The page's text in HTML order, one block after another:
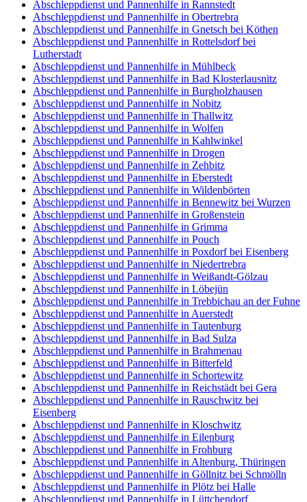
Abschleppdienst und Pannenhilfe in Rannstedt
Abschleppdienst und Pannenhilfe in Obertrebra
Abschleppdienst und Pannenhilfe in Gnetsch bei Köthen
Abschleppdienst und Pannenhilfe in Rottelsdorf bei
Lutherstadt
Abschleppdienst und Pannenhilfe in Mühlbeck
Abschleppdienst und Pannenhilfe in Bad Klosterlausnitz
Abschleppdienst und Pannenhilfe in Burgholzhausen
Abschleppdienst und Pannenhilfe in Nobitz
Abschleppdienst und Pannenhilfe in Thallwitz
Abschleppdienst und Pannenhilfe in Wolfen
Abschleppdienst und Pannenhilfe in Kahlwinkel
Abschleppdienst und Pannenhilfe in Drogen
Abschleppdienst und Pannenhilfe in Zehbitz
Abschleppdienst und Pannenhilfe in Eberstedt
Abschleppdienst und Pannenhilfe in Wildenbörten
Abschleppdienst und Pannenhilfe in Bennewitz bei Wurzen
Abschleppdienst und Pannenhilfe in Großenstein
Abschleppdienst und Pannenhilfe in Grimma
Abschleppdienst und Pannenhilfe in Pouch
Abschleppdienst und Pannenhilfe in Poxdorf bei Eisenberg
Abschleppdienst und Pannenhilfe in Niedertrebra
Abschleppdienst und Pannenhilfe in Weißandt-Gölzau
Abschleppdienst und Pannenhilfe in Löbejün
Abschleppdienst und Pannenhilfe in Trebbichau an der Fuhne
Abschleppdienst und Pannenhilfe in Auerstedt
Abschleppdienst und Pannenhilfe in Tautenburg
Abschleppdienst und Pannenhilfe in Bad Sulza
Abschleppdienst und Pannenhilfe in Brahmenau
Abschleppdienst und Pannenhilfe in Bitterfeld
Abschleppdienst und Pannenhilfe in Schortewitz
Abschleppdienst und Pannenhilfe in Reichstädt bei Gera
Abschleppdienst und Pannenhilfe in Rauschwitz bei
Eisenberg
Abschleppdienst und Pannenhilfe in Kloschwitz
Abschleppdienst und Pannenhilfe in Eilenburg
Abschleppdienst und Pannenhilfe in Frohburg
Abschleppdienst und Pannenhilfe in Altenburg, Thüringen
Abschleppdienst und Pannenhilfe in Göllnitz bei Schmölln
Abschleppdienst und Pannenhilfe in Plötz bei Halle
Abschleppdienst und Pannenhilfe in Lüttchendorf